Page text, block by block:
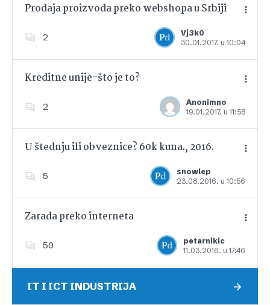
Prodaja proizvoda preko webshopa u Srbiji
2
Vj3k0
30.01.2017. u 10:04
Dodajte u favorite
Kreditne unije-što je to?
2
Anonimno
19.01.2017. u 11:58
Dodajte u favorite
U štednju ili obveznice? 60k kuna., 2016.
5
snowlep
23.08.2016. u 10:56
Dodajte u favorite
Zarada preko interneta
50
petarnikic
11.03.2016. u 17:46
Dodajte u favorite
IT I ICT INDUSTRIJA